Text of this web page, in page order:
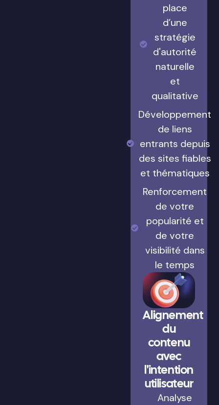
place
d’une
stratégie
d'autorité
naturelle
et
qualitative
Développement
de liens
entrants depuis
des sites fiables
et thématiques
Renforcement
de votre
popularité et
de votre
visibilité dans
le temps
Alignement
du
contenu
avec
l'intention
utilisateur
Analyse